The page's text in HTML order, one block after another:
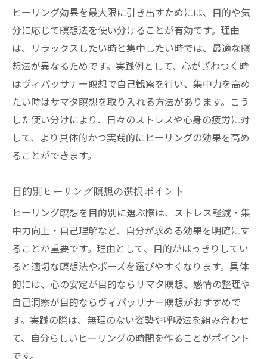
ヒーリング効果を最大限に引き出すためには、目的や気
分に応じて瞑想法を使い分けることが有効です。理由
は、リラックスしたい時と集中したい時では、最適な瞑
想法が異なるためです。実践例として、心がざわつく時
はヴィパッサナー瞑想で自己観察を行い、集中力を高め
たい時はサマタ瞑想を取り入れる方法があります。こう
した使い分けにより、日々のストレスや心身の疲労に対
して、より具体的かつ実践的にヒーリングの効果を高め
ることができます。
目的別ヒーリング瞑想の選択ポイント
ヒーリング瞑想を目的別に選ぶ際は、ストレス軽減・集
中力向上・自己理解など、自分が求める効果を明確にす
ることが重要です。理由として、目的がはっきりしてい
ると適切な瞑想法やポーズを選びやすくなります。具体
的には、心の安定が目的ならサマタ瞑想、感情の整理や
自己洞察が目的ならヴィパッサナー瞑想がおすすめで
す。実践の際は、無理のない姿勢や呼吸法を組み合わせ
て、自分らしいヒーリングの時間を作ることがポイント